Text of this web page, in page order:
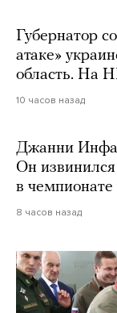
Губернатор
атаке»
область. На
10 часов назад
Джанни
Он
в
8 часов назад